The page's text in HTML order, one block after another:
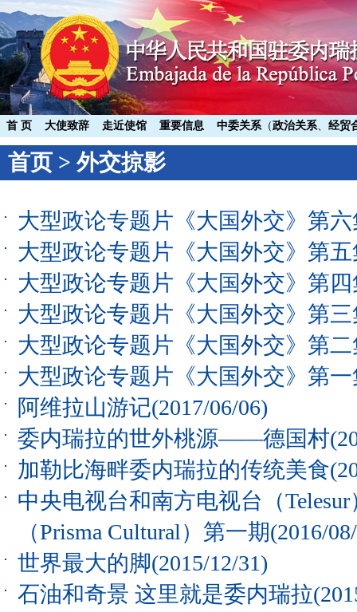
首 页 大使致辞 走近使馆 重要信息 中委关系（政治关系、 经贸
首页 > 外交掠影
大型政论专题片《大国外交》第
大型政论专题片《大国外交》第
大型政论专题片《大国外交》第
大型政论专题片《大国外交》第
大型政论专题片《大国外交》第
大型政论专题片《大国外交》第
阿维拉山游记(2017/06/06)
委内瑞拉的世外桃源——德国村
加勒比海畔委内瑞拉的传统美食
中央电视台和南方电视台（
（Prisma Cultural）第一期(2016/
世界最大的脚(2015/12/31)
石油和奇景 这里就是委内瑞拉